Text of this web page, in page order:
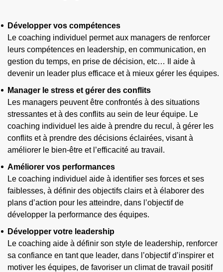
Développer vos compétences
Le coaching individuel permet aux managers de renforcer
leurs compétences en leadership, en communication, en
gestion du temps, en prise de décision, etc… Il aide à
devenir un leader plus efficace et à mieux gérer les équipes.
Manager le stress et gérer des conflits
Les managers peuvent être confrontés à des situations
stressantes et à des conflits au sein de leur équipe. Le
coaching individuel les aide à prendre du recul, à gérer les
conflits et à prendre des décisions éclairées, visant à
améliorer le bien-être et l’efficacité au travail.
Améliorer vos performances
Le coaching individuel aide à identifier ses forces et ses
faiblesses, à définir des objectifs clairs et à élaborer des
plans d’action pour les atteindre, dans l’objectif de
développer la performance des équipes.
Développer votre leadership
Le coaching aide à définir son style de leadership, renforcer
sa confiance en tant que leader, dans l’objectif d’inspirer et
motiver les équipes, de favoriser un climat de travail positif